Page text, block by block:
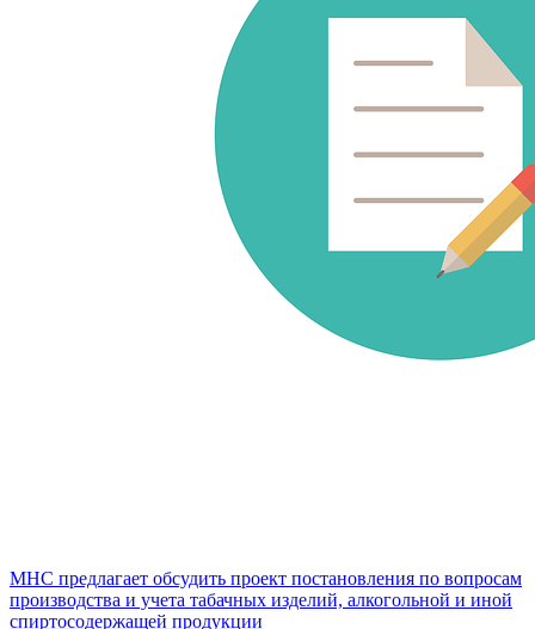
МНС предлагает обсудить проект постановления по вопросам
производства и учета табачных изделий, алкогольной и иной
спиртосодержащей продукции